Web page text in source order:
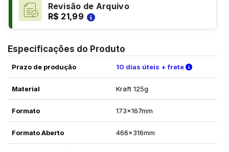
Revisão de Arquivo
R$ 21,99
Especificações do Produto
Prazo de produção 10 dias úteis + frete Verifique
Material Kraft 125g
Formato 173x167mm
Formato Aberto 466x316mm